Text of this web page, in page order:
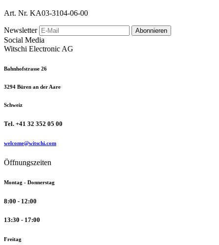
Art. Nr. KA03-3104-06-00
Newsletter Abonnieren
Social Media
Witschi Electronic AG
Bahnhofstrasse 26
3294 Büren an der Aare
Schweiz
Tel. +41 32 352 05 00
welcome@witschi.com
Öffnungszeiten
Montag - Donnerstag
8:00 - 12:00
13:30 - 17:00
Freitag